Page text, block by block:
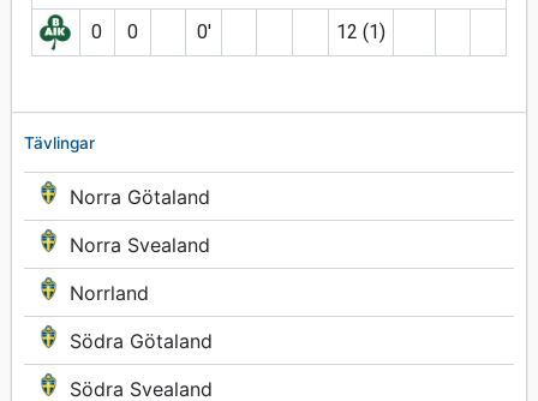
Tävlingar
Norra Götaland
Norra Svealand
Norrland
Södra Götaland
Södra Svealand
0 0 0′ 12 (1)